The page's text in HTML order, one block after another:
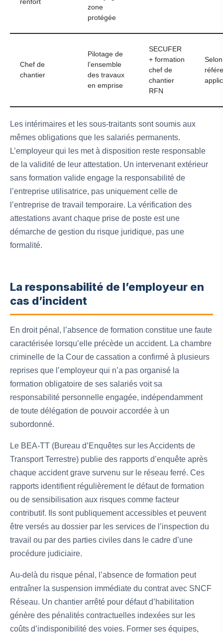
renfort
zone
protégée
Chef de
chantier
Pilotage de
l’ensemble
des travaux
en emprise
SECUFER
+ formation
chef de
chantier
RFN
Selon
Les intérimaires et les sous-traitants sont soumis aux
mêmes obligations que les salariés permanents.
L’employeur qui les met à disposition reste responsable
de la validité de leur attestation. Un intervenant extérieur
sans formation valide engage la responsabilité de
l’entreprise utilisatrice, pas uniquement celle de
l’entreprise de travail temporaire. La vérification des
attestations avant chaque prise de poste est une
démarche de gestion du risque juridique, pas une
formalité.
La responsabilité de l’employeur en
cas d’incident
En droit pénal, l’absence de formation constitue une faute
caractérisée lorsqu’elle précède un accident. La chambre
criminelle de la Cour de cassation a confirmé à plusieurs
reprises que l’employeur qui n’a pas organisé la
formation obligatoire de ses salariés voit sa
responsabilité personnelle engagée, indépendamment
de toute délégation de pouvoir accordée à un
subordonné.
Le BEA-TT (Bureau d’Enquêtes sur les Accidents de
Transport Terrestre) publie des rapports d’enquête après
chaque accident grave survenu sur le réseau ferré. Ces
rapports identifient régulièrement le défaut de formation
ou de sensibilisation aux risques comme facteur
contributif. Ils sont publiquement accessibles et peuvent
être versés au dossier par les services de l’inspection du
travail ou par des parties civiles dans le cadre d’une
procédure judiciaire.
Au-delà du risque pénal, l’absence de formation peut
entraîner la suspension immédiate du contrat avec SNCF
Réseau. Un chantier arrêté pour défaut d’habilitation
génère des pénalités contractuelles indexées sur les
coûts d’indisponibilité des voies. Former ses équipes,